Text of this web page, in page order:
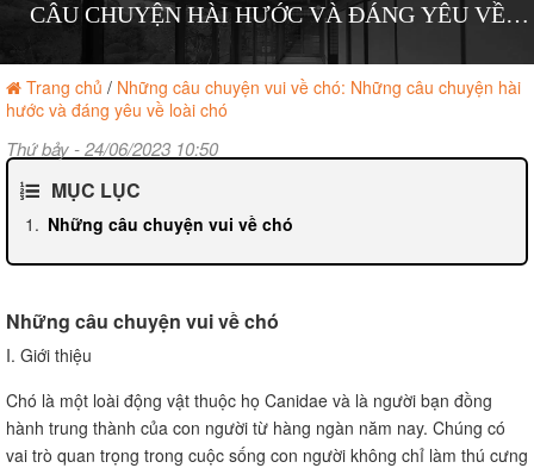
CÂU CHUYỆN HÀI HƯỚC VÀ ĐÁNG YÊU VỀ
LOÀI CHÓ
Trang chủ / Những câu chuyện vui về chó: Những câu chuyện hài
hước và đáng yêu về loài chó
Thứ bảy - 24/06/2023 10:50
MỤC LỤC
Những câu chuyện vui về chó
Những câu chuyện vui về chó
I. Giới thiệu
Chó là một loài động vật thuộc họ Canidae và là người bạn đồng
hành trung thành của con người từ hàng ngàn năm nay. Chúng có
vai trò quan trọng trong cuộc sống con người không chỉ làm thú cưng